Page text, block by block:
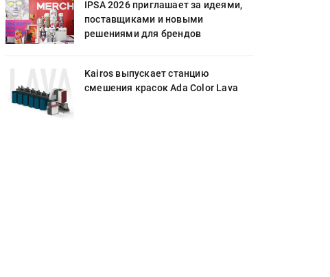
IPSA 2026 приглашает за идеями,
поставщиками и новыми
решениями для брендов
Kairos выпускает станцию
смешения красок Ada Color Lava